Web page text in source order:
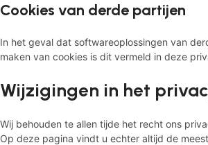
Cookies van derde partijen
In het geval dat softwareoplossingen van
maken van cookies is dit vermeld in deze
Wijzigingen in het
Wij behouden te allen tijde het recht ons
Op deze pagina vindt u echter altijd de